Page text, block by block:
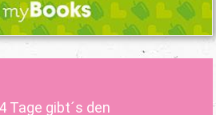
Tage gibt´s den